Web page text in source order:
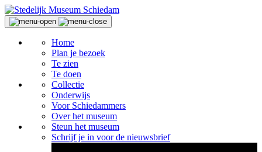
Home
Plan je bezoek
Te zien
Te doen
Collectie
Onderwijs
Voor Schiedammers
Over het museum
Steun het museum
Schrijf je in voor de nieuwsbrief